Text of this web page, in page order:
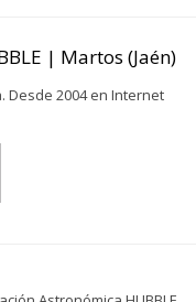
| Martos (Jaén)
Desde 2004 en Internet